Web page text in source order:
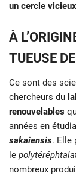
un cercle
À
TUEUSE
Ce sont des
chercheurs du
renouvelables
années en
sakaiensis. Elle
le
nombreux